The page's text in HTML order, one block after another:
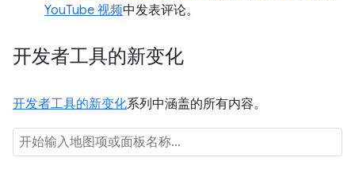
YouTube 视频中发表评论。
开发者工具的新变化
开发者工具的新变化系列中涵盖的所有内容。